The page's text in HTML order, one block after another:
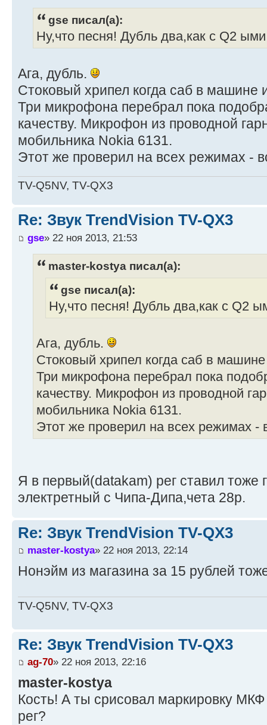
gse писал(а):
Ну,что песня! Дубль два,как с Q2
Ага, дубль.
Стоковый хрипел когда саб в машине
Три микрофона перебрал пока
качеству. Микрофон из проводной
мобильника Nokia 6131.
Этот же проверил на всех режимах -
TV-Q5NV, TV-QX3
Re: Звук TrendVision TV-QX3
gse» 22 ноя 2013, 21:53
master-kostya писал(а):
gse писал(а):
Ну,что песня! Дубль два,как с Q2
Ага, дубль.
Стоковый хрипел когда саб в машине
Три микрофона перебрал пока
качеству. Микрофон из проводной
мобильника Nokia 6131.
Этот же проверил на всех режимах -
Я в первый(datakam) рег ставил тоже
электретный с Чипа-Дипа,чета 28р.
Re: Звук TrendVision TV-QX3
master-kostya» 22 ноя 2013, 22:14
Нонэйм из магазина за 15 рублей
TV-Q5NV, TV-QX3
Re: Звук TrendVision TV-QX3
ag-70» 22 ноя 2013, 22:16
master-kostya
Кость! А ты срисовал маркировку
рег?